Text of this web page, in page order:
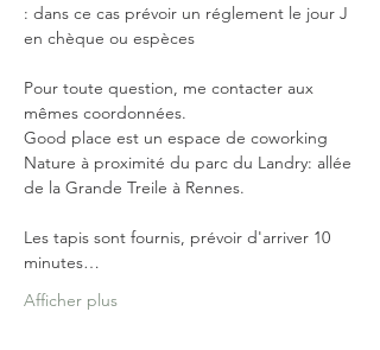
: dans ce cas prévoir un réglement le jour J
Pour toute question, me contacter aux
mêmes coordonnées.
Good place est un espace de coworking
Nature à proximité du parc du Landry: allée
Les tapis sont fournis, prévoir d'arriver 10
minutes…
Afficher plus